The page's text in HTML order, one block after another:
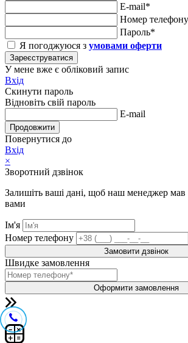
E-mail*
Номер телефону
Пароль*
Я погоджуюся з умовами оферти
Зареєструватися
У мене вже є обліковий запис
Вхід
Скинути пароль
Відновіть свій пароль
E-mail
Продовжити
Повернутися до
Вхід
×
Зворотний дзвінок
Залишіть ваші дані, щоб наш менеджер мав
вами
Ім'я
Номер телефону
Замовити дзвінок
Швидке замовлення
Оформити замовлення